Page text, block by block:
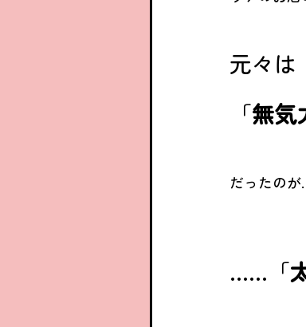
元々は
「無気
だったの
……「